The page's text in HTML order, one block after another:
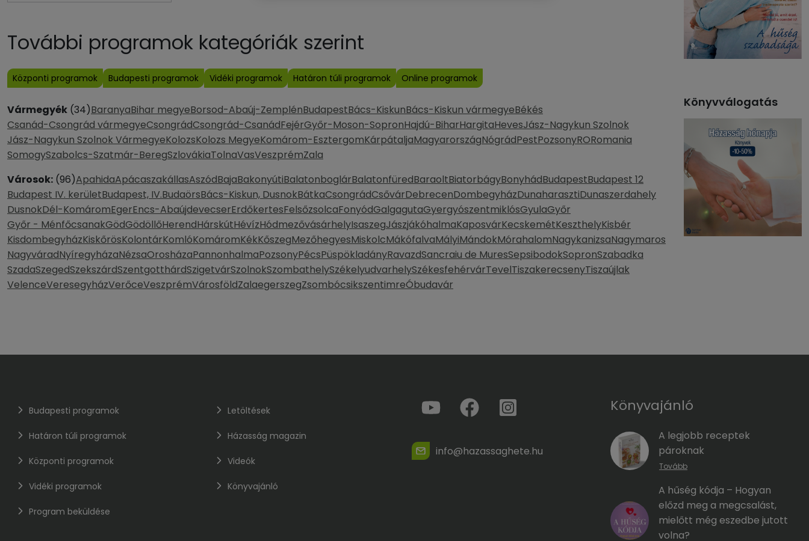
További programok kategóriák szerint
Központi programok Budapesti programok Vidéki programok Határon túli programok Online programok
Vármegyék (34)BaranyaBihar megyeBorsod-Abaúj-ZemplénBudapestBács-KiskunBács-Kiskun vármegyeBékés
Csanád-Csongrád vármegyeCsongrádCsongrád-CsanádFejérGyőr-Moson-SopronHajdú-BiharHargitaHevesJász-Nagykun Szolnok
Jász-Nagykun Szolnok VármegyeKolozsKolozs MegyeKomárom-EsztergomKárpátaljaMagyarországNógrádPestPozsonyRORomania
SomogySzabolcs-Szatmár-BeregSzlovákiaTolnaVasVeszprémZala
Városok: (96)ApahidaApácaszakállasAszódBajaBakonyútiBalatonboglárBalatonfüredBaraoltBiatorbágyBonyhádBudapestBudapest 12
Budapest IV. kerületBudapest, IV.BudaörsBács-Kiskun, DusnokBátkaCsongrádCsővárDebrecenDombegyházDunaharasztiDunaszerdahely
DusnokDél-KomáromEgerEncs-AbaújdevecserErdőkertesFelsőzsolcaFonyódGalgagutaGyergyószentmiklósGyulaGyőr
Győr - MénfőcsanakGödGödöllőHerendHárskútHévízHódmezővásárhelyIsaszegJászjákóhalmaKaposvárKecskemétKeszthelyKisbér
KisdombegyházKiskőrösKolontárKomlóKomáromKékKőszegMezőhegyesMiskolcMákófalvaMályiMándokMórahalomNagykanizsaNagymaros
NagyváradNyíregyházaNézsaOrosházaPannonhalmaPozsonyPécsPüspökladányRavazdSancraiu de MuresSepsibodokSopronSzabadka
SzadaSzegedSzekszárdSzentgotthárdSzigetvárSzolnokSzombathelySzékelyudvarhelySzékesfehérvárTevelTiszakerecsenyTiszaújlak
VelenceVeresegyházVerőceVeszprémVárosföldZalaegerszegZsombócsikszentimreÓbudavár
Könyvválogatás
Budapesti programok
Határon túli programok
Központi programok
Vidéki programok
Program beküldése
Letöltések
Házasság magazin
Videók
Könyvajánló
info@hazassaghete.hu
Könyvajánló
A legjobb receptek
pároknak
Tovább
A hűség kódja – Hogyan
előzd meg a megcsalást,
mielőtt még eszedbe jutott
volna?